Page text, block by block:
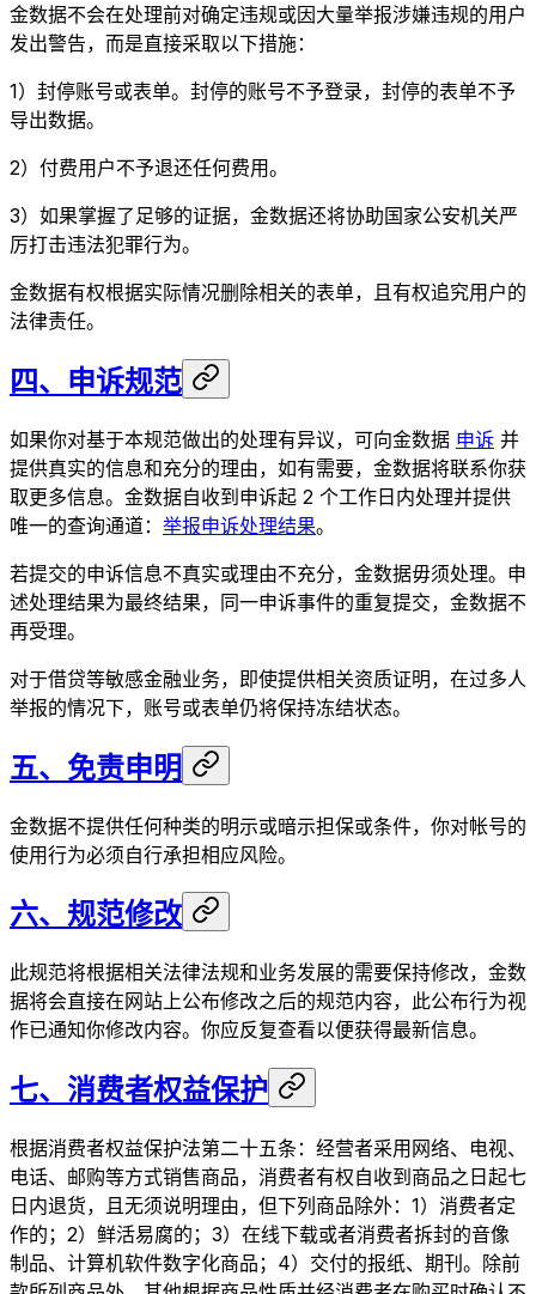
金数据不会在处理前对确定违规或因大量举报涉嫌违规的用户
发出警告，而是直接采取以下措施：
1）封停账号或表单。封停的账号不予登录，封停的表单不予
导出数据。
2）付费用户不予退还任何费用。
3）如果掌握了足够的证据，金数据还将协助国家公安机关严
厉打击违法犯罪行为。
金数据有权根据实际情况删除相关的表单，且有权追究用户的
法律责任。
四、申诉规范
如果你对基于本规范做出的处理有异议，可向金数据 申诉 并
提供真实的信息和充分的理由，如有需要，金数据将联系你获
取更多信息。金数据自收到申诉起 2 个工作日内处理并提供
唯一的查询通道： 举报申诉处理结果。
若提交的申诉信息不真实或理由不充分，金数据毋须处理。申
述处理结果为最终结果，同一申诉事件的重复提交，金数据不
再受理。
对于借贷等敏感金融业务，即使提供相关资质证明，在过多人
举报的情况下，账号或表单仍将保持冻结状态。
五、免责申明
金数据不提供任何种类的明示或暗示担保或条件，你对帐号的
使用行为必须自行承担相应风险。
六、规范修改
此规范将根据相关法律法规和业务发展的需要保持修改，金数
据将会直接在网站上公布修改之后的规范内容，此公布行为视
作已通知你修改内容。你应反复查看以便获得最新信息。
七、消费者权益保护
根据消费者权益保护法第二十五条：经营者采用网络、电视、
电话、邮购等方式销售商品，消费者有权自收到商品之日起七
日内退货，且无须说明理由，但下列商品除外：1）消费者定
作的；2）鲜活易腐的；3）在线下载或者消费者拆封的音像
制品、计算机软件数字化商品；4）交付的报纸、期刊。除前